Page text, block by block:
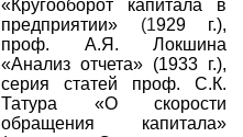
«Кругооборот капитала в
предприятии» (1929 г.),
проф. А.Я. Локшина
«Анализ отчета» (1933 г.),
серия статей проф. С.К.
Татура «О скорости
обращения капитала»